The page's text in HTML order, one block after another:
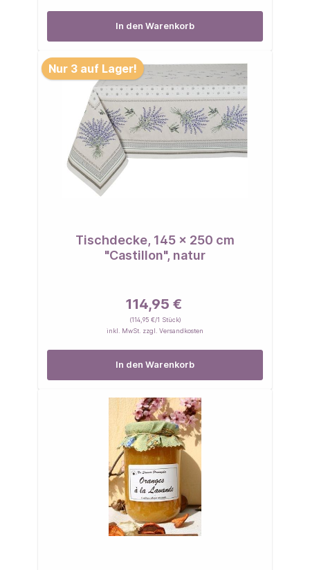
In den Warenkorb
Nur 3 auf Lager!
Tischdecke, 145 x 250 cm
"Castillon", natur
114,95 €
(114,95 €/1 Stück)
inkl. MwSt. zzgl. Versandkosten
In den Warenkorb